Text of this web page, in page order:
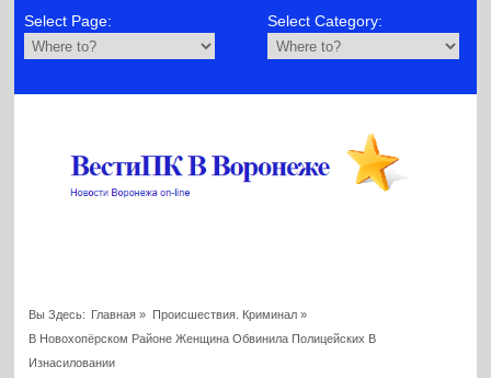
Select Page: Select Category:
Вы Здесь: Главная » Происшествия. Криминал»
В Новохопёрском Районе Женщина Обвинила Полицейских В
Изнасиловании